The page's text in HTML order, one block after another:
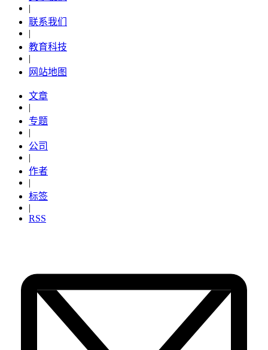
|
联系我们
|
教育科技
|
网站地图
文章
|
专题
|
公司
|
作者
|
标签
|
RSS